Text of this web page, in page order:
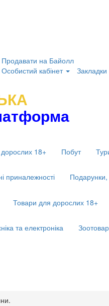
Продавати на Байолл
Особистий кабінет
18+ Побут
приналежності
Товари для дорослих 18+
та електроніка